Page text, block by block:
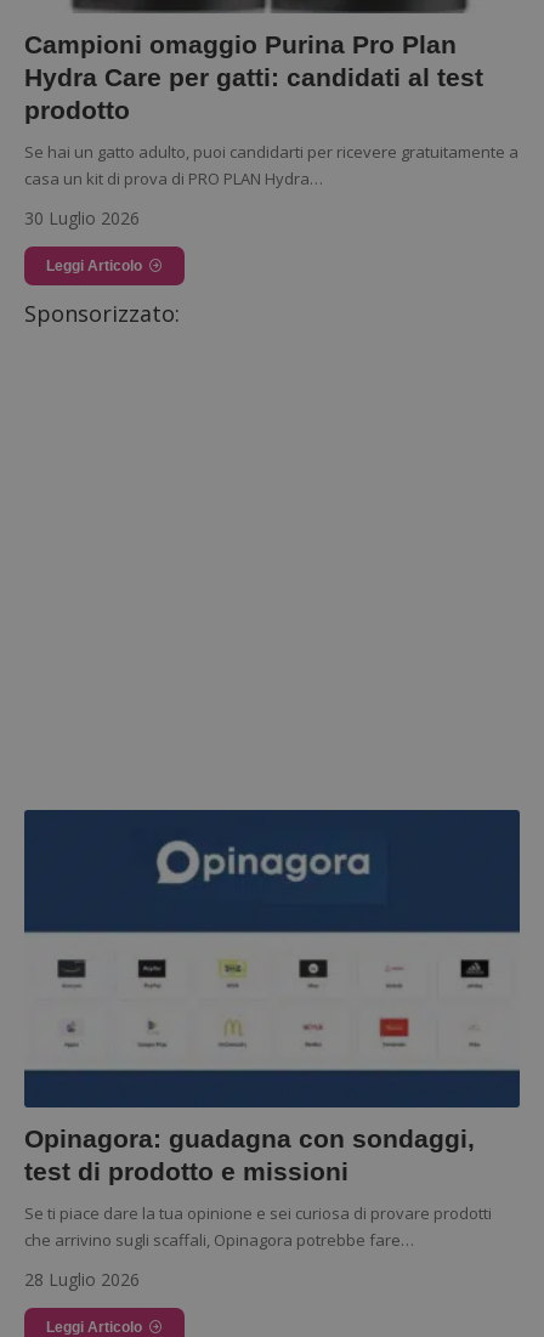
Campioni omaggio Purina Pro Plan
Hydra Care per gatti: candidati al test
prodotto
Se hai un gatto adulto, puoi candidarti per ricevere gratuitamente a
casa un kit di prova di PRO PLAN Hydra…
30 Luglio 2026
Leggi Articolo
Sponsorizzato:
Opinagora: guadagna con sondaggi,
test di prodotto e missioni
Se ti piace dare la tua opinione e sei curiosa di provare prodotti
che arrivino sugli scaffali, Opinagora potrebbe fare…
28 Luglio 2026
Leggi Articolo